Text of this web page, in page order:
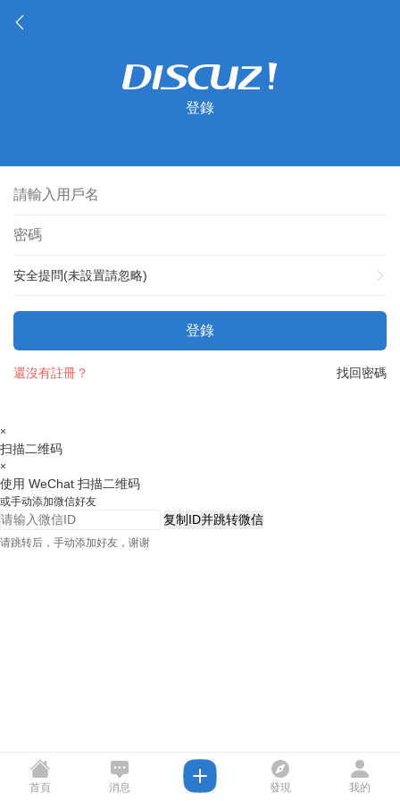
登錄
安全提問(未設置請忽略)
登錄
找回密碼
還沒有註冊？
×
扫描二维码
×
使用 WeChat 扫描二维码
或手动添加微信好友
复制ID并跳转微信
请跳转后，手动添加好友，谢谢
首頁 消息 發現 我的